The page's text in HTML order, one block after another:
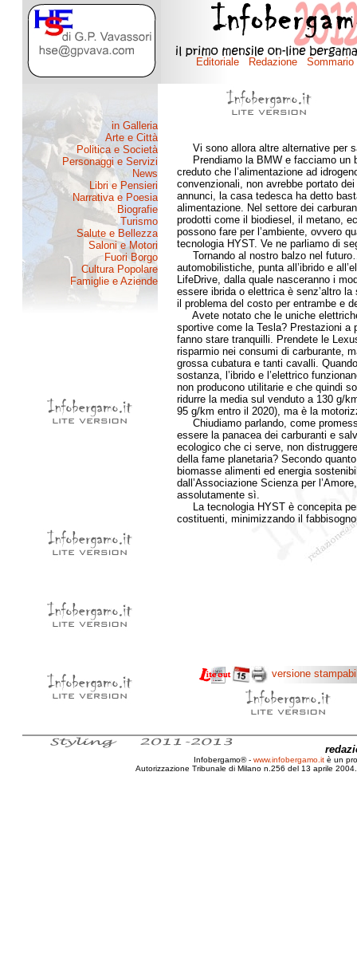
Vi sono allora altre alternative per
Prendiamo la BMW e facciamo un
creduto che l’alimentazione ad
convenzionali, non avrebbe portato
annunci, la casa tedesca ha detto
alimentazione. Nel settore dei
prodotti come il biodiesel, il metano,
possono fare per l’ambiente, ovvero
tecnologia HYST. Ve ne parliamo di
Tornando al nostro balzo nel
automobilistiche, punta all’ibrido e
LifeDrive, dalla quale nasceranno i
essere ibrida o elettrica è senz’altro
il problema del costo per entrambe e
Avete notato che le uniche
sportive come la Tesla? Prestazioni a
fanno stare tranquilli. Prendete le
risparmio nei consumi di carburante,
grossa cubatura e tanti cavalli.
sostanza, l’ibrido e l’elettrico
non producono utilitarie e che quindi
ridurre la media sul venduto a 130 g/
95 g/km entro il 2020), ma è la
Chiudiamo parlando, come
essere la panacea dei carburanti e
ecologico che ci serve, non
della fame planetaria? Secondo
biomasse alimenti ed energia
dall’Associazione Scienza per
assolutamente sì.
La tecnologia HYST è concepita
costituenti, minimizzando il
versione
Infobergamo® - www.infobergamo.it è un
Autorizzazione Tribunale di Milano n.256 del 13 aprile